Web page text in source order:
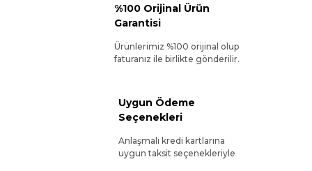
%100 Orijinal Ürün
Garantisi
Ürünlerimiz %100 orijinal olup
faturanız ile birlikte gönderilir.
Uygun Ödeme
Seçenekleri
Anlaşmalı kredi kartlarına
uygun taksit seçenekleriyle